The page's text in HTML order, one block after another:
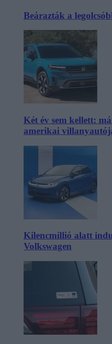
Beárazták a
Két év sem kellett:
amerikai
Kilencmillió alatt
Volkswagen